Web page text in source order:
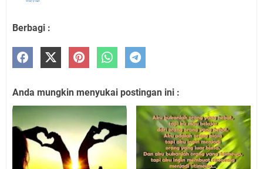
Berbagi :
Anda mungkin menyukai postingan ini :